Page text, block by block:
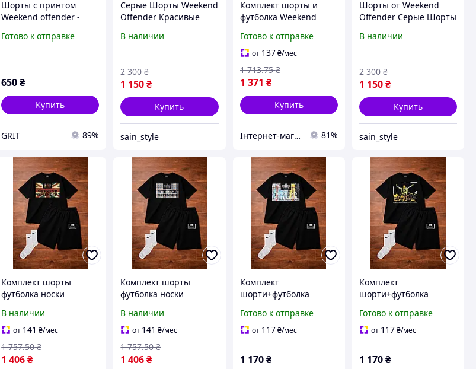
Шорты с принтом
Weekend offender -
Готово к отправке
650₴
Купить
GRIT 89%
Серые Шорты Weekend
Offender Красивые
Офендер Новые
Шорты Викенд
В наличии
1 150₴
2 300 ₴
Купить
sain_style
Комплект шорты и
футболка Weekend
XXL 95% хлопок 5%
полиэстер DTF печать
Готово к отправке
от 137 ₴/мес
1 371 ₴
1 713.75 ₴
Купить
Інтернет-магазин Already Better 81%
Шорты от Weekend
Offender Серые Шорты
Мужские Шорты
Offender
В наличии
1 150₴
2 300 ₴
Купить
sain_style
Комплект шорты
футболка носки
комфортного отдыха
размеры S-XXL 95%
хлопок 5% полиэстер
В наличии
от 141 ₴/мес
1 406₴
1 757.50 ₴
Комплект шорты
футболка носки
XXL 95% хлопок 5%
полиэстер для
активного отдыха
В наличии
от 141 ₴/мес
1 406₴
1 757.50 ₴
Комплект
шорти+футболка
Готово к отправке
от 117 ₴/мес
1 170 ₴
Комплект
шорти+футболка
Готово к отправке
от 117₴/мес
1 170₴